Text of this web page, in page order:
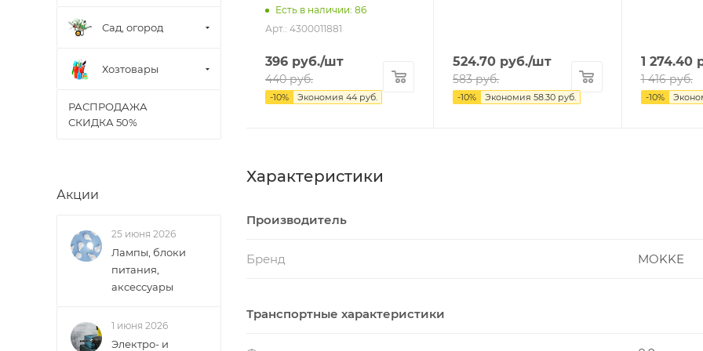
Есть в наличии: 86
Арт.: 4300011881
396 руб./шт
440руб.
-10% Экономия 44 руб.
524.70 руб./шт
583руб.
-10% Экономия 58.30 руб.
1 274.40
1 416руб.
-10%
Характеристики
Производитель
Бренд MOKKE
Транспортные характеристики
Сад, огород
Хозтовары
РАСПРОДАЖА
СКИДКА 50%
Акции
25 июня 2026
Лампы, блоки
питания,
аксессуары
1 июня 2026
Электро- и